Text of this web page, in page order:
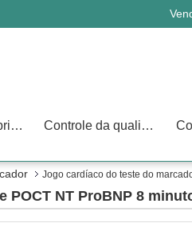
Excursão da fábrica Controle da qualidade
Jogo cardíaco do teste do
NT ProBNP 8